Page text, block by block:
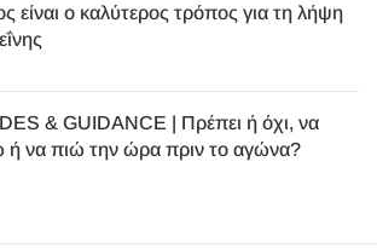
είναι ο καλύτερος τρόπος για τη λήψη
& GUIDANCE | Πρέπει ή όχι, να
να πιώ την ώρα πριν το αγώνα?